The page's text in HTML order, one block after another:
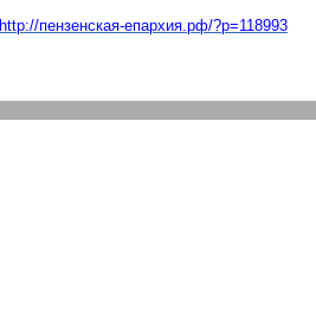
http://пензенская-епархия.рф/?p=118993